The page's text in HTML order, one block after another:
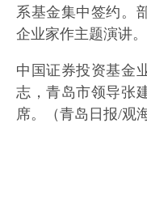
系基金集中签约。
企业家作主题演讲。
中国证券投资基金
志，青岛市领导张
席。（青岛日报/观